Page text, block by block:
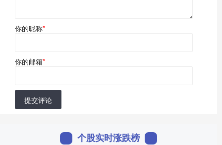
你的昵称*
你的邮箱*
提交评论
个股实时涨跌榜